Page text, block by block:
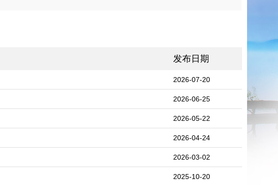
发布日期
2026-07-20
2026-06-25
2026-05-22
2026-04-24
2026-03-02
2025-10-20